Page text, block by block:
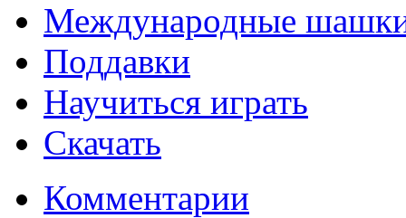
Международные
Поддавки
Научиться играть
Скачать
Комментарии